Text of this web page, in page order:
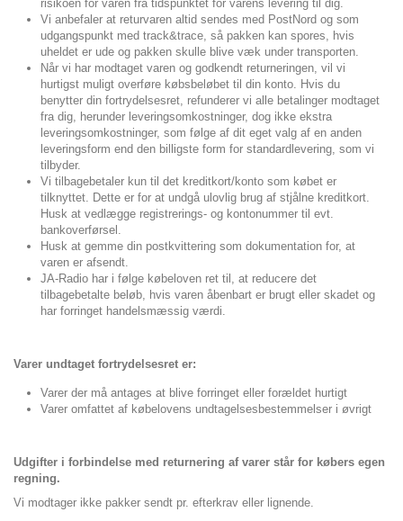
risikoen for varen fra tidspunktet for varens levering til dig.
Vi anbefaler at returvaren altid sendes med PostNord og som
udgangspunkt med track&trace, så pakken kan spores, hvis
uheldet er ude og pakken skulle blive væk under transporten.
Når vi har modtaget varen og godkendt returneringen, vil vi
hurtigst muligt overføre købsbeløbet til din konto. Hvis du
benytter din fortrydelsesret, refunderer vi alle betalinger modtaget
fra dig, herunder leveringsomkostninger, dog ikke ekstra
leveringsomkostninger, som følge af dit eget valg af en anden
leveringsform end den billigste form for standardlevering, som vi
tilbyder.
Vi tilbagebetaler kun til det kreditkort/konto som købet er
tilknyttet. Dette er for at undgå ulovlig brug af stjålne kreditkort.
Husk at vedlægge registrerings- og kontonummer til evt.
bankoverførsel.
Husk at gemme din postkvittering som dokumentation for, at
varen er afsendt.
JA-Radio har i følge købeloven ret til, at reducere det
tilbagebetalte beløb, hvis varen åbenbart er brugt eller skadet og
har forringet handelsmæssig værdi.
Varer undtaget fortrydelsesret er:
Varer der må antages at blive forringet eller forældet hurtigt
Varer omfattet af købelovens undtagelsesbestemmelser i øvrigt
Udgifter i forbindelse med returnering af varer står for købers egen
regning.
Vi modtager ikke pakker sendt pr. efterkrav eller lignende.